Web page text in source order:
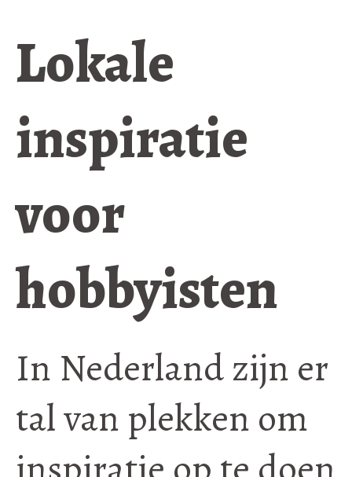
Lokale
inspiratie
voor
hobbyisten
In Nederland zijn er
tal van plekken om